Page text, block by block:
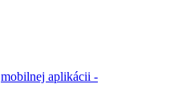
mobilnej aplikácii -